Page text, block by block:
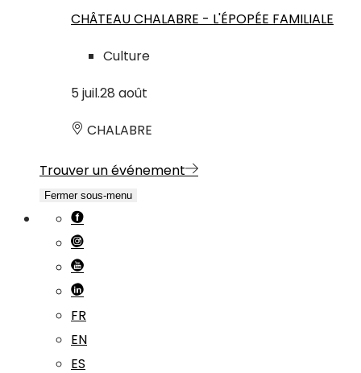
CHÂTEAU CHALABRE - L'ÉPOPÉE FAMILIALE
Culture
5 juil.28 août
CHALABRE
Trouver un événement
Fermer sous-menu
FR
EN
ES